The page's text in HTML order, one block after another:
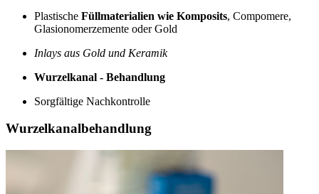
Plastische Füllmaterialien wie Komposits, Compomere,
Glasionomerzemente oder Gold
Inlays aus Gold und Keramik
Wurzelkanal - Behandlung
Sorgfältige Nachkontrolle
Wurzelkanalbehandlung